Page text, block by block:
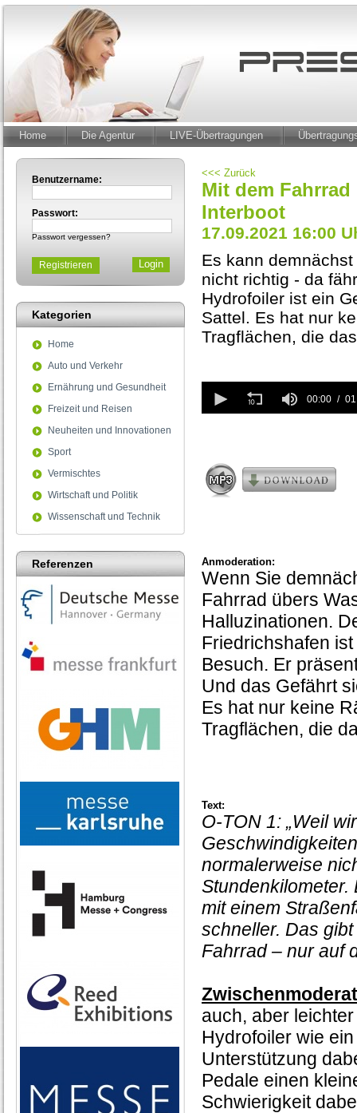
Home Die Agentur LIVE-Übertragungen
Benutzername:
Passwort:
Passwort vergessen?
Registrieren
Kategorien
Home
Auto und Verkehr
Ernährung und Gesundheit
Freizeit und Reisen
Neuheiten und Innovationen
Sport
Vermischtes
Wirtschaft und Politik
Wissenschaft und Technik
Referenzen
<<< Zurück
Mit dem
Interboot
17.09.2021 16:00
Es kann
nicht richtig - da
Hydrofoiler ist ein
Sattel. Es hat nur
Tragflächen, die
seconds
of
seconds
00:00
Anmoderation:
Wenn Sie
Fahrrad übers
Halluzinationen.
Friedrichshafen
Besuch. Er
Und das Gefährt
Es hat nur keine
Tragflächen, die
Text:
O-TON 1: „Weil
normalerweise
mit einem
schneller. Das
Fahrrad – nur auf
auch, aber
Hydrofoiler wie
Unterstützung
Pedale einen
Schwierigkeit